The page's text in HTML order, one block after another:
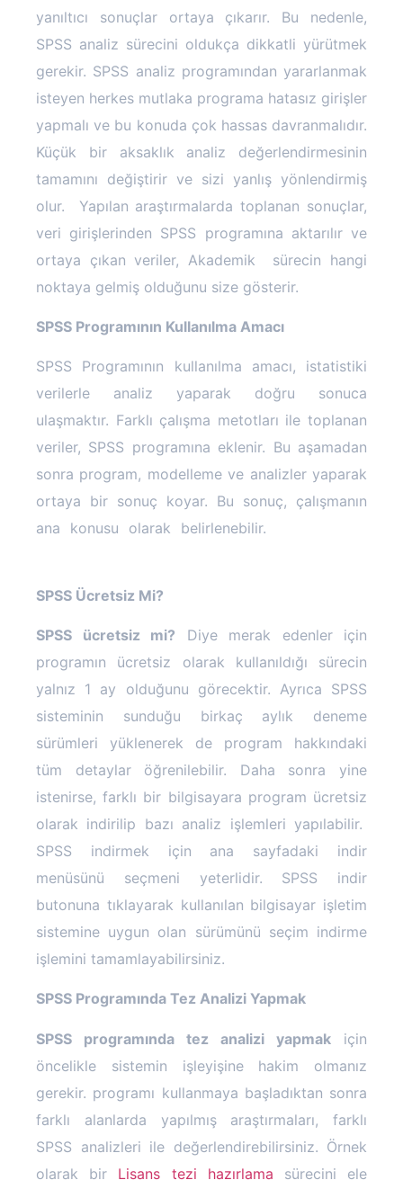
yanıltıcı sonuçlar ortaya çıkarır. Bu nedenle,
SPSS analiz sürecini oldukça dikkatli yürütmek
gerekir. SPSS analiz programından yararlanmak
isteyen herkes mutlaka programa hatasız girişler
yapmalı ve bu konuda çok hassas davranmalıdır.
Küçük bir aksaklık analiz değerlendirmesinin
tamamını değiştirir ve sizi yanlış yönlendirmiş
olur.
Yapılan araştırmalarda toplanan sonuçlar,
veri girişlerinden SPSS programına aktarılır ve
ortaya çıkan veriler, Akademik
sürecin hangi
noktaya gelmiş olduğunu size gösterir.
SPSS Programının Kullanılma Amacı
SPSS Programının kullanılma amacı, istatistiki
verilerle analiz yaparak doğru sonuca
ulaşmaktır. Farklı çalışma metotları ile toplanan
veriler, SPSS programına eklenir. Bu aşamadan
sonra program, modelleme ve analizler yaparak
ortaya bir sonuç koyar. Bu sonuç, çalışmanın
ana konusu olarak belirlenebilir.
SPSS Ücretsiz Mi?
SPSS ücretsiz mi? Diye merak edenler için
programın ücretsiz olarak kullanıldığı sürecin
yalnız 1 ay olduğunu görecektir. Ayrıca SPSS
sisteminin sunduğu birkaç aylık deneme
sürümleri yüklenerek de program hakkındaki
tüm detaylar öğrenilebilir. Daha sonra yine
istenirse, farklı bir bilgisayara program ücretsiz
olarak indirilip bazı analiz işlemleri yapılabilir.
SPSS indirmek için ana sayfadaki indir
menüsünü seçmeni yeterlidir. SPSS indir
butonuna tıklayarak kullanılan bilgisayar işletim
sistemine uygun olan sürümünü seçim indirme
işlemini tamamlayabilirsiniz.
SPSS Programında Tez Analizi Yapmak
SPSS programında tez analizi yapmak için
öncelikle sistemin işleyişine hakim olmanız
gerekir. programı kullanmaya başladıktan sonra
farklı alanlarda yapılmış araştırmaları, farklı
SPSS analizleri ile değerlendirebilirsiniz. Örnek
olarak bir Lisans tezi hazırlama sürecini ele